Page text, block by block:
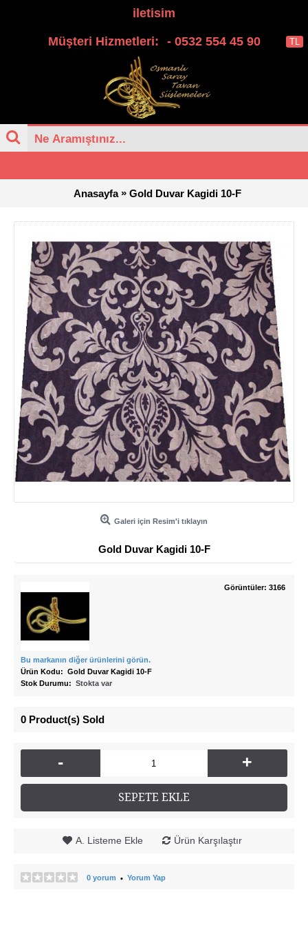
iletisim
TL
Müşteri Hizmetleri: - 0532 554 45 90
Anasayfa » Gold Duvar Kagidi 10-F
Galeri için Resim'i tıklayın
Gold Duvar Kagidi 10-F
Görüntüler: 3166
Bu markanın diğer ürünlerini görün.
Ürün Kodu: Gold Duvar Kagidi 10-F
Stok Durumu: Stokta var
0 Product(s) Sold
- +
SEPETE EKLE
A. Listeme Ekle Ürün Karşılaştır
0 yorum • Yorum Yap